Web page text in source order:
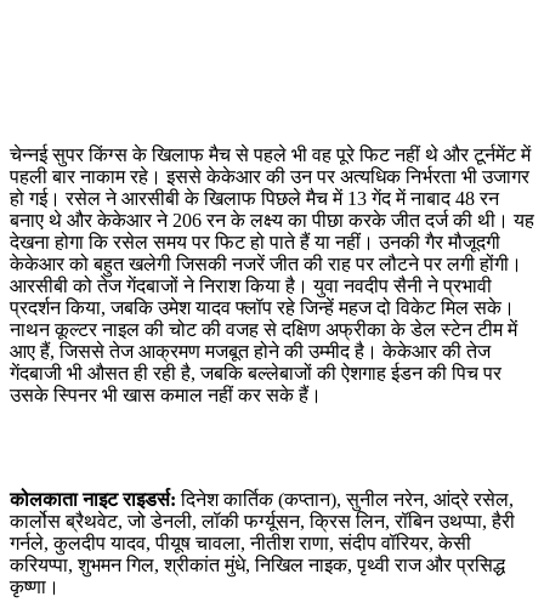
चेन्नई सुपर किंग्स के खिलाफ मैच से पहले भी वह पूरे फिट नहीं थे और टूर्नमेंट में
पहली बार नाकाम रहे। इससे केकेआर की उन पर अत्यधिक निर्भरता भी उजागर
हो गई। रसेल ने आरसीबी के खिलाफ पिछले मैच में 13 गेंद में नाबाद 48 रन
बनाए थे और केकेआर ने 206 रन के लक्ष्य का पीछा करके जीत दर्ज की थी। यह
देखना होगा कि रसेल समय पर फिट हो पाते हैं या नहीं। उनकी गैर मौजूदगी
केकेआर को बहुत खलेगी जिसकी नजरें जीत की राह पर लौटने पर लगी होंगी।
आरसीबी को तेज गेंदबाजों ने निराश किया है। युवा नवदीप सैनी ने प्रभावी
प्रदर्शन किया, जबकि उमेश यादव फ्लॉप रहे जिन्हें महज दो विकेट मिल सके।
नाथन कूल्टर नाइल की चोट की वजह से दक्षिण अफ्रीका के डेल स्टेन टीम में
आए हैं, जिससे तेज आक्रमण मजबूत होने की उम्मीद है। केकेआर की तेज
गेंदबाजी भी औसत ही रही है, जबकि बल्लेबाजों की ऐशगाह ईडन की पिच पर
उसके स्पिनर भी खास कमाल नहीं कर सके हैं।
कोलकाता नाइट राइडर्स: दिनेश कार्तिक (कप्तान), सुनील नरेन, आंद्रे रसेल,
कार्लोस ब्रैथवेट, जो डेनली, लॉकी फर्ग्यूसन, क्रिस लिन, रॉबिन उथप्पा, हैरी
गर्नले, कुलदीप यादव, पीयूष चावला, नीतीश राणा, संदीप वॉरियर, केसी
करियप्पा, शुभमन गिल, श्रीकांत मुंधे, निखिल नाइक, पृथ्वी राज और प्रसिद्ध
कृष्णा।